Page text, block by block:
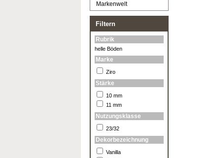
Markenwelt
Filtern
Rubrik
helle Böden
Marke
Ziro
Stärke
10 mm
11 mm
Nutzungsklasse
23/32
Dekorbezeichnung
Vanilla